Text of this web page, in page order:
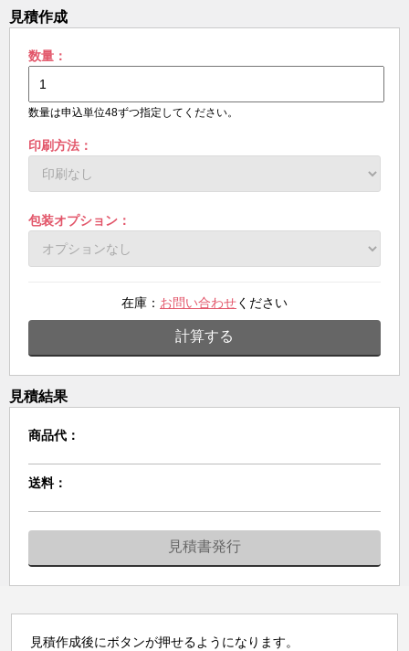
見積作成
数量：
数量は申込単位48ずつ指定してください。
印刷方法：
包装オプション：
在庫： お問い合わせください
計算する
見積結果
商品代：
送料：
見積書発行
見積作成後にボタンが押せるようになります。